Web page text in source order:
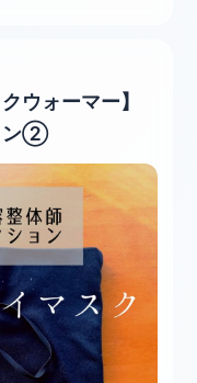
ウォーマー】
ン②